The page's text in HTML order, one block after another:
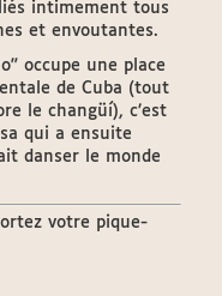
intimement tous
et envoutantes.
occupe une place
de Cuba (tout
le changüí), c’est
qui a ensuite
danser le monde
votre pique-